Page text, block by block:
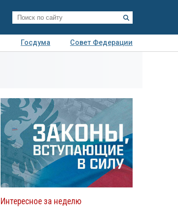
Госдума
Совет Федерации
Интересное за неделю